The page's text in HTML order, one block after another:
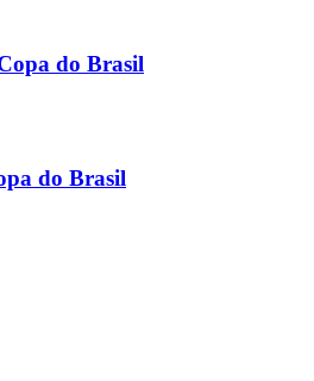
do Brasil
do Brasil